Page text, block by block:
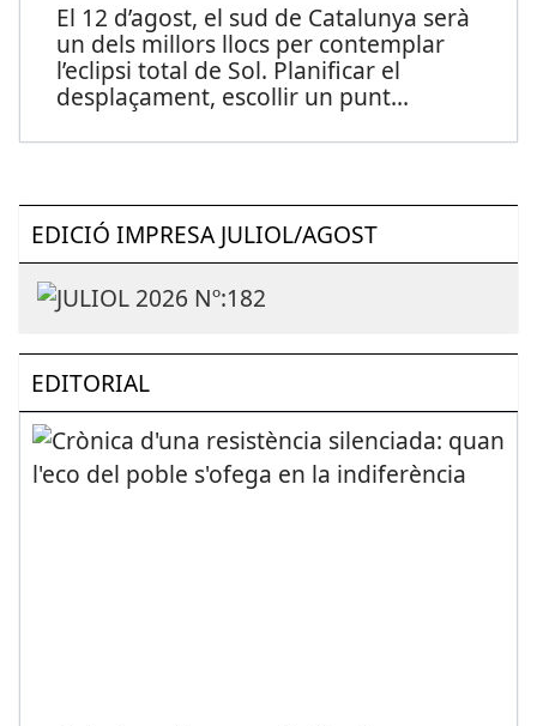
El 12 d’agost, el sud de Catalunya serà
un dels millors llocs per contemplar
l’eclipsi total de Sol. Planificar el
desplaçament, escollir un punt...
EDICIÓ IMPRESA JULIOL/AGOST
EDITORIAL